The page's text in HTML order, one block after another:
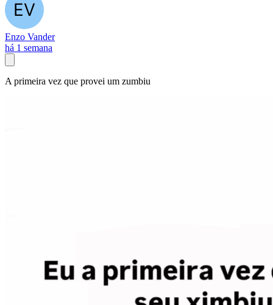
Enzo Vander
há 1 semana
A primeira vez que provei um zumbiu